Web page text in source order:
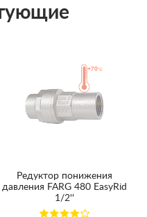
Редуктор понижения
давления FARG 480 EasyRid
1/2''